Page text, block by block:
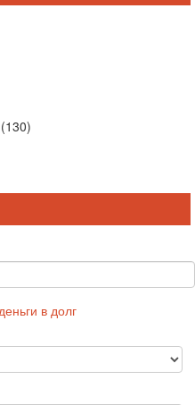
(130)
в долг